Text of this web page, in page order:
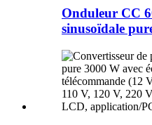
Onduleur CC
sinusoïdale